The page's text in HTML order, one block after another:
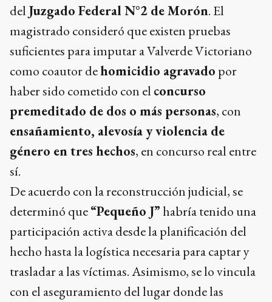
del Juzgado Federal N°2 de Morón. El
magistrado consideró que existen pruebas
suficientes para imputar a Valverde Victoriano
como coautor dehomicidio agravado por
haber sido cometido con el concurso
premeditado de dos o más personas, con
ensañamiento, alevosía y violencia de
género en tres hechos, en concurso real entre
sí.
De acuerdo con la reconstrucción judicial, se
determinó que“Pequeño J”habría tenido una
participación activa desde la planificación del
hecho hasta la logística necesaria para captar y
trasladar a las víctimas. Asimismo, se lo vincula
con el aseguramiento del lugar donde las